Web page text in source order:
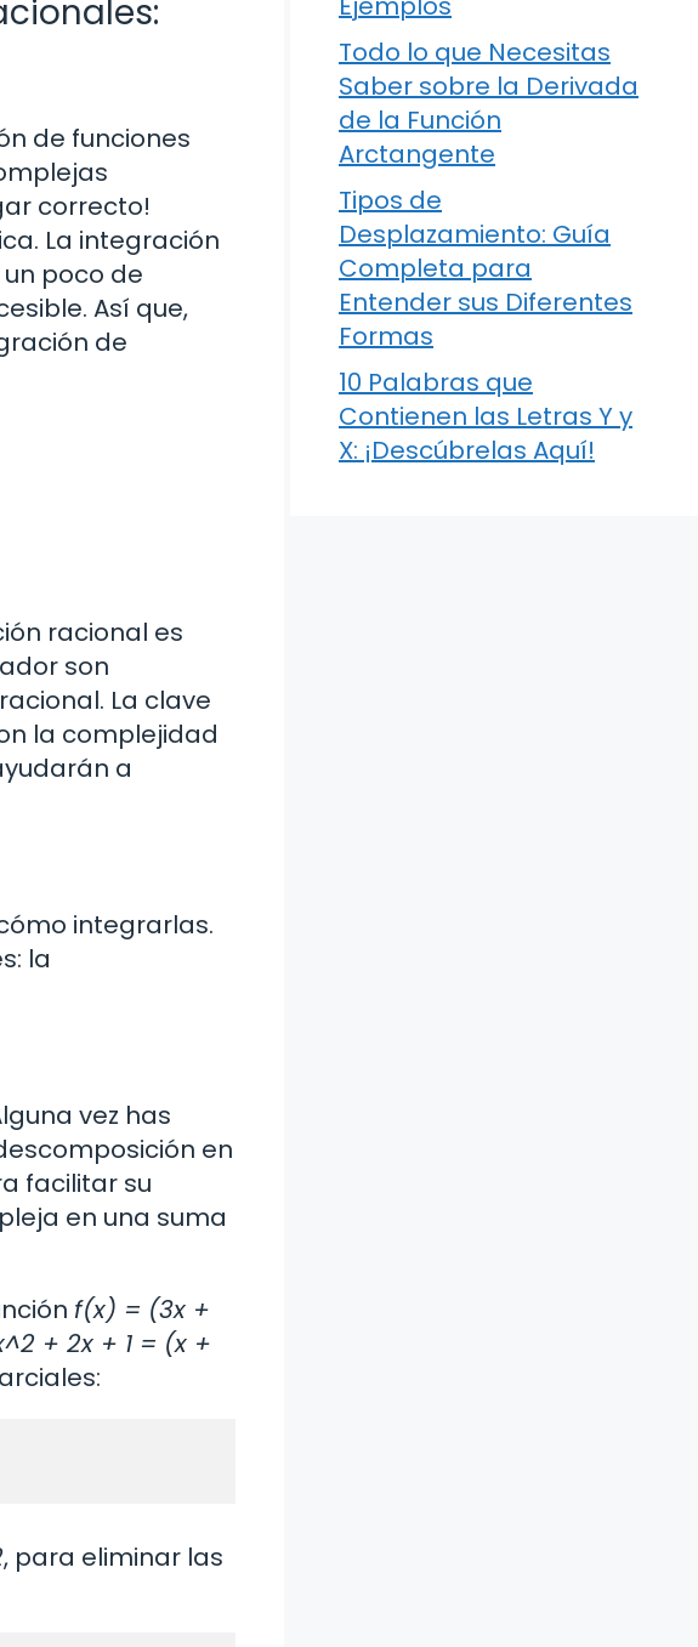
de funciones
correcto!
La integración
poco de
Así que,
de
racional es
son
La clave
la complejidad
a
integrarlas.
la
vez has
en
facilitar su
en una suma
f(x) = (3x +
+ 2x + 1 = (x +
, para eliminar las
Todo lo que Necesitas
Saber sobre la Derivada
de la Función
Arctangente
Tipos de
Desplazamiento: Guía
Completa para
Entender sus Diferentes
Formas
10 Palabras que
Contienen las Letras Y y
X: ¡Descúbrelas Aquí!